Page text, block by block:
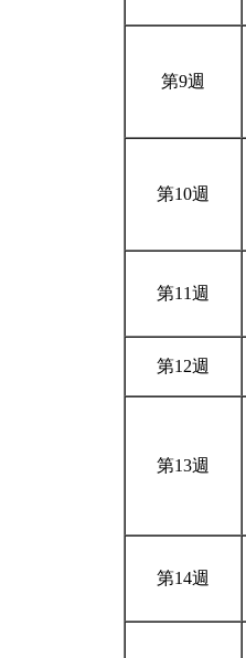
第9週
第10週
第11週
第12週
第13週
第14週